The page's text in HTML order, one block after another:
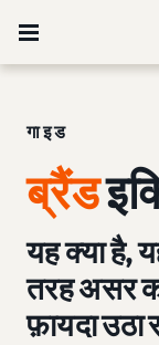
गाइड
ब्रैंड
यह क्या है,
तरह असर
फ़ायदा